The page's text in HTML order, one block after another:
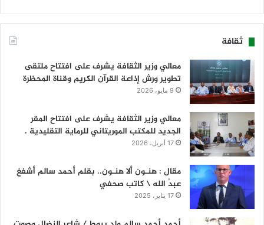
ثقافة
معالي وزير الثقافة يشرف على افتتاح ملتقى
تطوير ورش إذاعة القرآن الكريم وقناة المحظرة
9 مايو، 2026
معالي وزير الثقافة يشرف على افتتاح المقر
الجديد للمكتب الموريتاني للرماية التقليدية .
17 أبريل، 2026
مقال : هنـون ألا هنـون.. بقلم أحمد سالم أشفغ
عبدُ الله \ كاتب صحفي
17 يناير، 2025